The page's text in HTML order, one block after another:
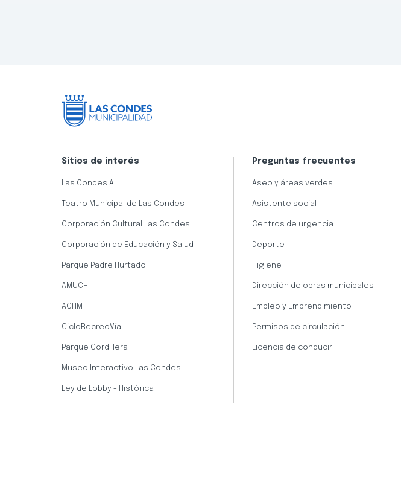
Sitios de interés
Las Condes AI
Teatro Municipal de Las Condes
Corporación Cultural Las Condes
Corporación de Educación y Salud
Parque Padre Hurtado
AMUCH
ACHM
CicloRecreoVía
Parque Cordillera
Museo Interactivo Las Condes
Ley de Lobby - Histórica
Preguntas frecuentes
Aseo y áreas verdes
Asistente social
Centros de urgencia
Deporte
Higiene
Dirección de obras municipales
Empleo y Emprendimiento
Permisos de circulación
Licencia de conducir